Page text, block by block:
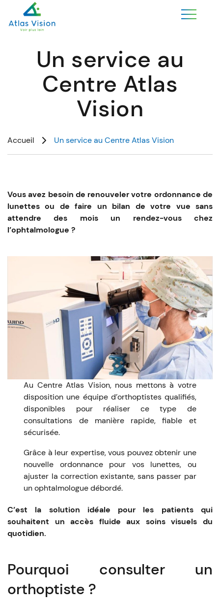
Un service au
Centre Atlas
Vision
Accueil Un service au Centre Atlas Vision
Vous avez besoin de renouveler votre ordonnance de
lunettes ou de faire un bilan de votre vue sans
attendre des mois un rendez-vous chez
l’ophtalmologue ?
Au Centre Atlas Vision, nous mettons à votre
disposition une équipe d’orthoptistes qualifiés,
disponibles pour réaliser ce type de
consultations de manière rapide, fiable et
sécurisée.
Grâce à leur expertise, vous pouvez obtenir une
nouvelle ordonnance pour vos lunettes, ou
ajuster la correction existante, sans passer par
un ophtalmologue débordé.
C’est la solution idéale pour les patients qui
souhaitent un accès fluide aux soins visuels du
quotidien.
Pourquoi consulter un
orthoptiste ?